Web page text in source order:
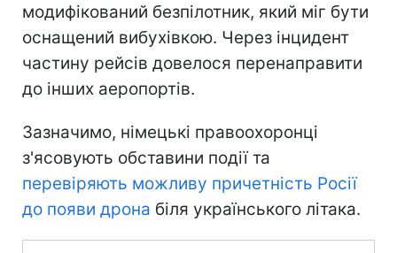
модифікований безпілотник, який міг бути
оснащений вибухівкою. Через інцидент
частину рейсів довелося перенаправити
до інших аеропортів.
Зазначимо, німецькі правоохоронці
з'ясовують обставини події та
перевіряють можливу причетність Росії
до появи дрона біля українського літака.